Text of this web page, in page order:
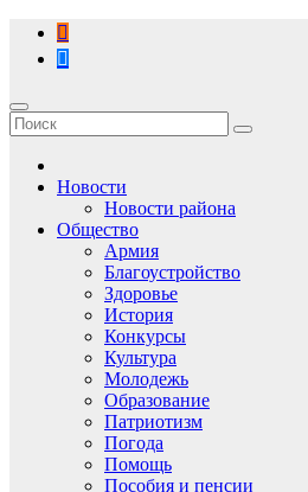
Перейти
содержимому
Новости
Новости района
Общество
Армия
Благоустройство
Здоровье
История
Конкурсы
Культура
Молодежь
Образование
Патриотизм
Погода
Помощь
Пособия и пенсии